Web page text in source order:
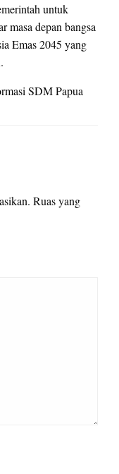
untuk
masa depan bangsa
Emas 2045 yang
SDM Papua
Ruas yang